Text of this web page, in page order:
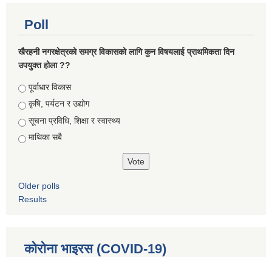
Poll
खैरहनी नगरक्षेत्रको समग्र विकासको लागि कुन विषयलाई प्राथमिकता दिन
उपयुक्त होला ??
Choices
पूर्वाधार विकास
कृषि, पर्यटन र उद्योग
सूचना प्रविधि, शिक्षा र स्वास्थ्य
माथिका सबै
Older polls
Results
कोरोना भाइरस (COVID-19)